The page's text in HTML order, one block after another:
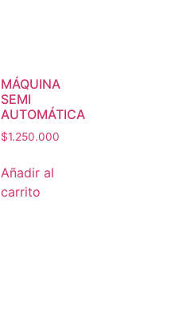
MÁQUINA
SEMI
AUTOMÁTICA
$1.250.000
Añadir al
carrito